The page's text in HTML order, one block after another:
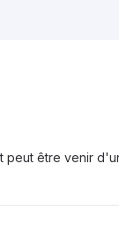
peut être venir